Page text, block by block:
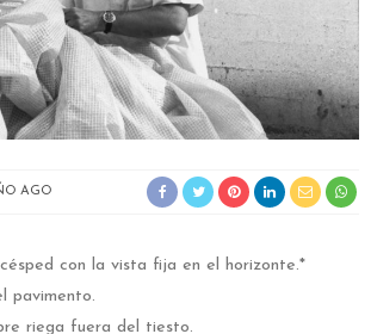
AGO
con la vista fija en el horizonte.*
pavimento.
riega fuera del tiesto.